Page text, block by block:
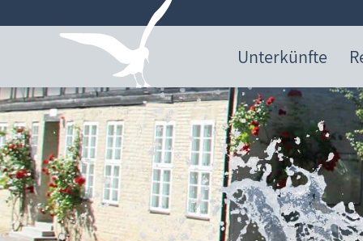
Unterkünfte